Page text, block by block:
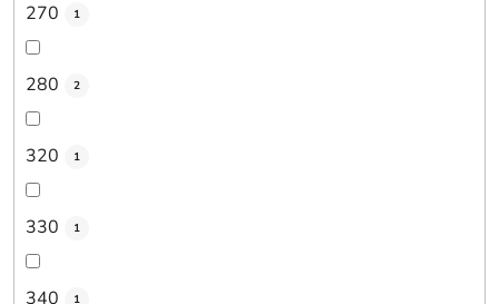
270 1
280 2
320 1
330 1
340 1